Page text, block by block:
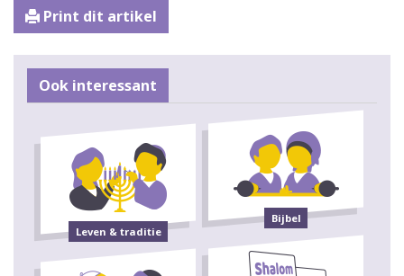
Print dit artikel
Ook interessant
Leven & traditie
Bijbel